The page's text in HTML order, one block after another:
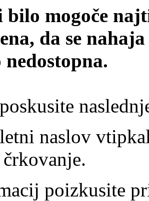
bilo mogoče
da se
naslov
poizkusite